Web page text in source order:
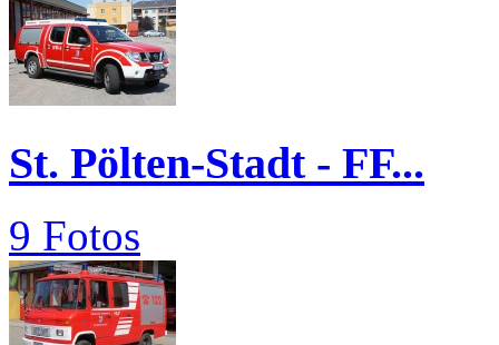
St. Pölten-Stadt - FF...
9 Fotos